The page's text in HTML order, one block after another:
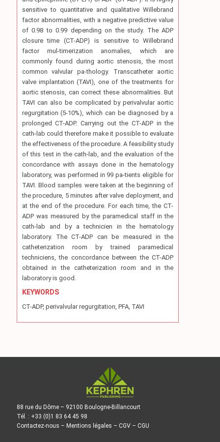
sensitive to quantitative and qualitative Willebrand
factor abnormalities, with a negative predictive value
of 0.98 to 0.99 depending on the study. The ADP
closure time (CT-ADP) is sensitive to Willebrand
factor mul-timerization anomalies, which are
commonly found during aortic stenosis, the most
common valvular pa-thology. Transcatheter aortic
valve implantation (TAVI), one of the treatments for
aortic stenosis, can correct these abnormalities. But
TAVI can also be complicated by perivalvular aortic
regurgitation (5-10%), which can be diagnosed by a
prolonged CT-ADP. Carrying out the CT-ADP in the
cath-lab could therefore make it possible to evaluate
the effectiveness of the procedure. A feasibility study
of this test in the cath-lab, and the evaluation of the
concordance with assays done in the hematology
laboratory, was performed in 99 pa-tients eligible for
TAVI. Blood samples were taken at the beginning of
the procedure, 5 minutes after valve deployment, and
at the end of the procedure. For each time, the CT-
ADP was measured by the paramedical staff in the
cath-lab and by a technicien in the hematology
laboratory. The CT-ADP can be measured in the
catheterization room by trained paramedical
techniciens, the concordance between the CT-ADP
obtained in the catheterization room and in the
laboratory is good.
KEYWORDS
CT-ADP, perivalvular regurgitation, PFA, TAVI
88 rue du Dôme – 92100 Boulogne-Billancourt
Tél. : +33 (0)1 83 64 45 98
Contactez-nous – Mentions légales – CGV– CGU